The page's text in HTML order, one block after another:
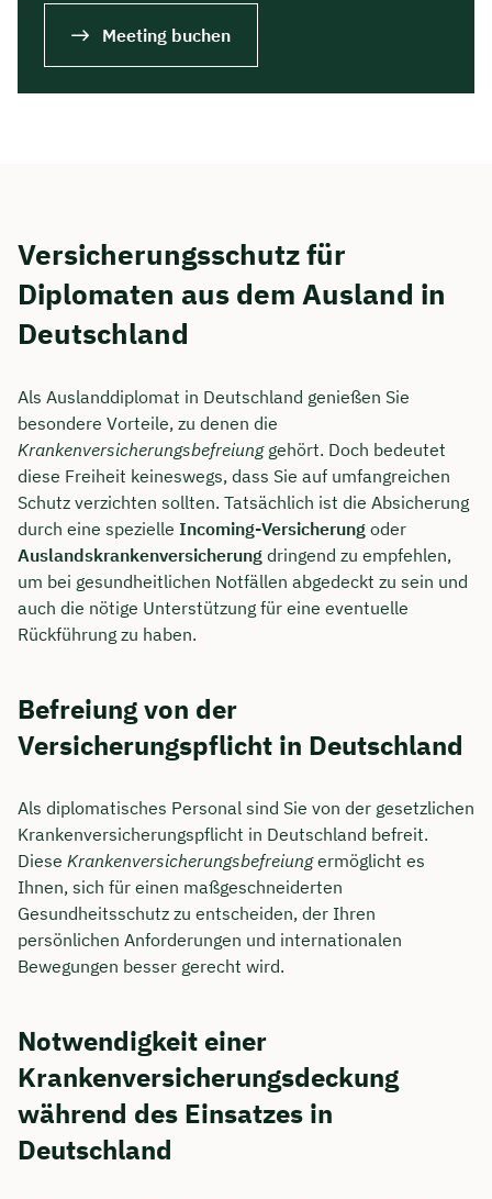
Meeting buchen
Versicherungsschutz für
Diplomaten aus dem Ausland in
Deutschland
Als Auslanddiplomat in Deutschland genießen Sie
besondere Vorteile, zu denen die
Krankenversicherungsbefreiunggehört. Doch bedeutet
diese Freiheit keineswegs, dass Sie auf umfangreichen
Schutz verzichten sollten. Tatsächlich ist die Absicherung
durch eine spezielle Incoming-Versicherung oder
Auslandskrankenversicherung dringend zu empfehlen,
um bei gesundheitlichen Notfällen abgedeckt zu sein und
auch die nötige Unterstützung für eine eventuelle
Rückführung zu haben.
Befreiung von der
Versicherungspflicht in Deutschland
Als diplomatisches Personal sind Sie von der gesetzlichen
Krankenversicherungspflicht in Deutschland befreit.
Diese Krankenversicherungsbefreiungermöglicht es
Ihnen, sich für einen maßgeschneiderten
Gesundheitsschutz zu entscheiden, der Ihren
persönlichen Anforderungen und internationalen
Bewegungen besser gerecht wird.
Notwendigkeit einer
Krankenversicherungsdeckung
während des Einsatzes in
Deutschland